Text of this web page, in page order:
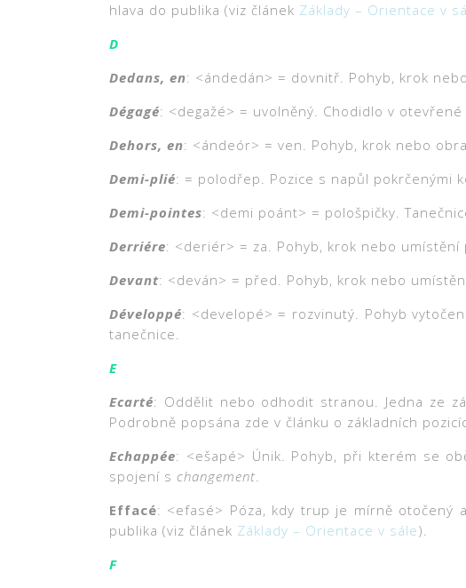
hlava do publika (viz článek Základy – Orientace v
D
Dedans, en: <ándedán> = dovnitř. Pohyb, krok
Dégagé: <degažé> = uvolněný. Chodidlo v
Dehors, en: <ándeór> = ven. Pohyb, krok nebo
Demi-plié: = polodřep. Pozice s napůl pokrčenými
Demi-pointes: <demi poánt> = pološpičky.
Derriére: <deriér> = za. Pohyb, krok nebo umístění
Devant: <deván> = před. Pohyb, krok nebo
Développé: <developé> = rozvinutý. Pohyb
tanečnice.
E
Ecarté: Oddělit nebo odhodit stranou. Jedna ze
Podrobně popsána zde v článku o základních
Echappée: <ešapé> Únik. Pohyb, při kterém se
spojení s changement.
Effacé: <efasé> Póza, kdy trup je mírně
publika (viz článek Základy – Orientace v sále).
F